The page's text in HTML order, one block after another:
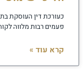
כעורכת דין העוסקת
פעמים רבות מלווה
קרא עוד »